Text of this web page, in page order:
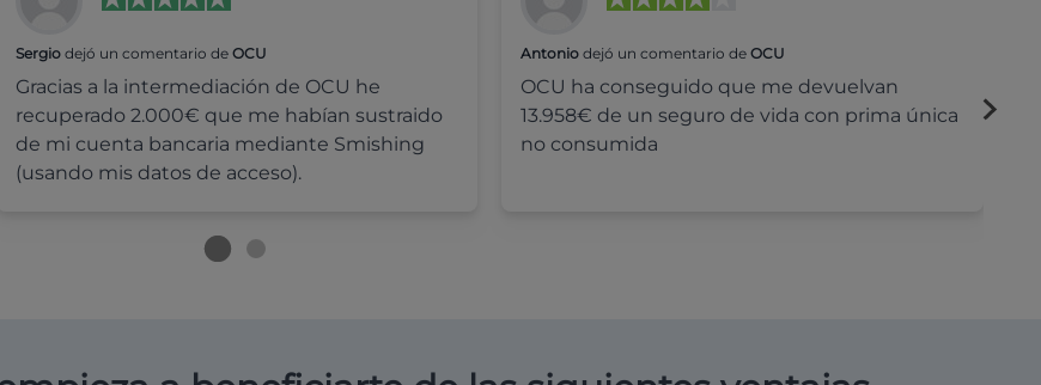
Sergiodejó un comentario de OCU
Gracias a la intermediación de OCU he
recuperado 2.000€ que me habían sustraido
de mi cuenta bancaria mediante Smishing
(usando mis datos de acceso).
Antonio dejó un comentario deOCU
OCU ha conseguido que me devuelvan
13.958€ de un seguro de vida con prima única
no consumida